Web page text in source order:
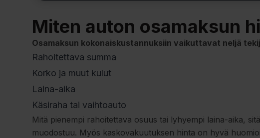
Miten auton osamaksun
Osamaksun kokonaiskustannuksiin vaikuttavat neljä
Rahoitettava summa
Korko ja muut kulut
Laina-aika
Käsiraha tai vaihtoauto
Mitä pienempi rahoitettava osuus tai lyhyempi laina-aika,
muodostuu. Myös kaskovakuutuksen hinta on hyvä